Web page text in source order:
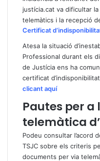
justícia.cat va dificultar
telemàtics i la recepció
Certificat
Atesa la situació
Professional durant els
de Justícia ens ha
certificat
clicant aquí
Pautes per
telemàtica
Podeu consultar l’acord
TSJC sobre els criteris
documents per via